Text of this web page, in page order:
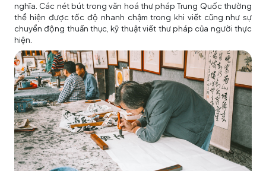
nghĩa. Các nét bút trong văn hoá thư pháp Trung Quốc thường
thể hiện được tốc độ nhanh chậm trong khi viết cũng như sự
chuyển động thuần thục, kỹ thuật viết thư pháp của người thực
hiện.